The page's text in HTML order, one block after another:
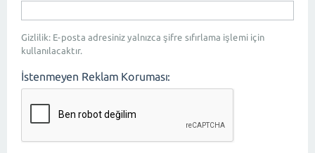
Gizlilik: E-posta adresiniz yalnızca şifre sıfırlama işlemi için
kullanılacaktır.
İstenmeyen Reklam Koruması: